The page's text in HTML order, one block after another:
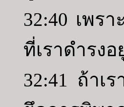
32:40 เพร
ที่เราดำรง
32:41 ถ้าเ